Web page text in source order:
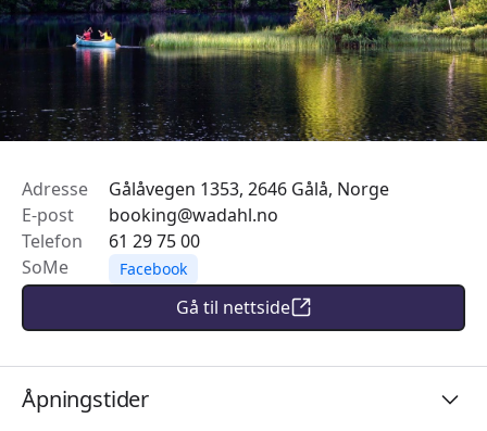
Adresse
Gålåvegen 1353, 2646 Gålå, Norge
E-post
booking@wadahl.no
Telefon
61 29 75 00
SoMe
Facebook
Gå til nettside
Åpningstider